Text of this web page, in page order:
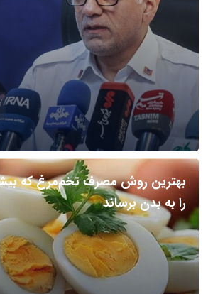
بهترین روش مصرف تخم‌مرغ که
را به بدن برساند